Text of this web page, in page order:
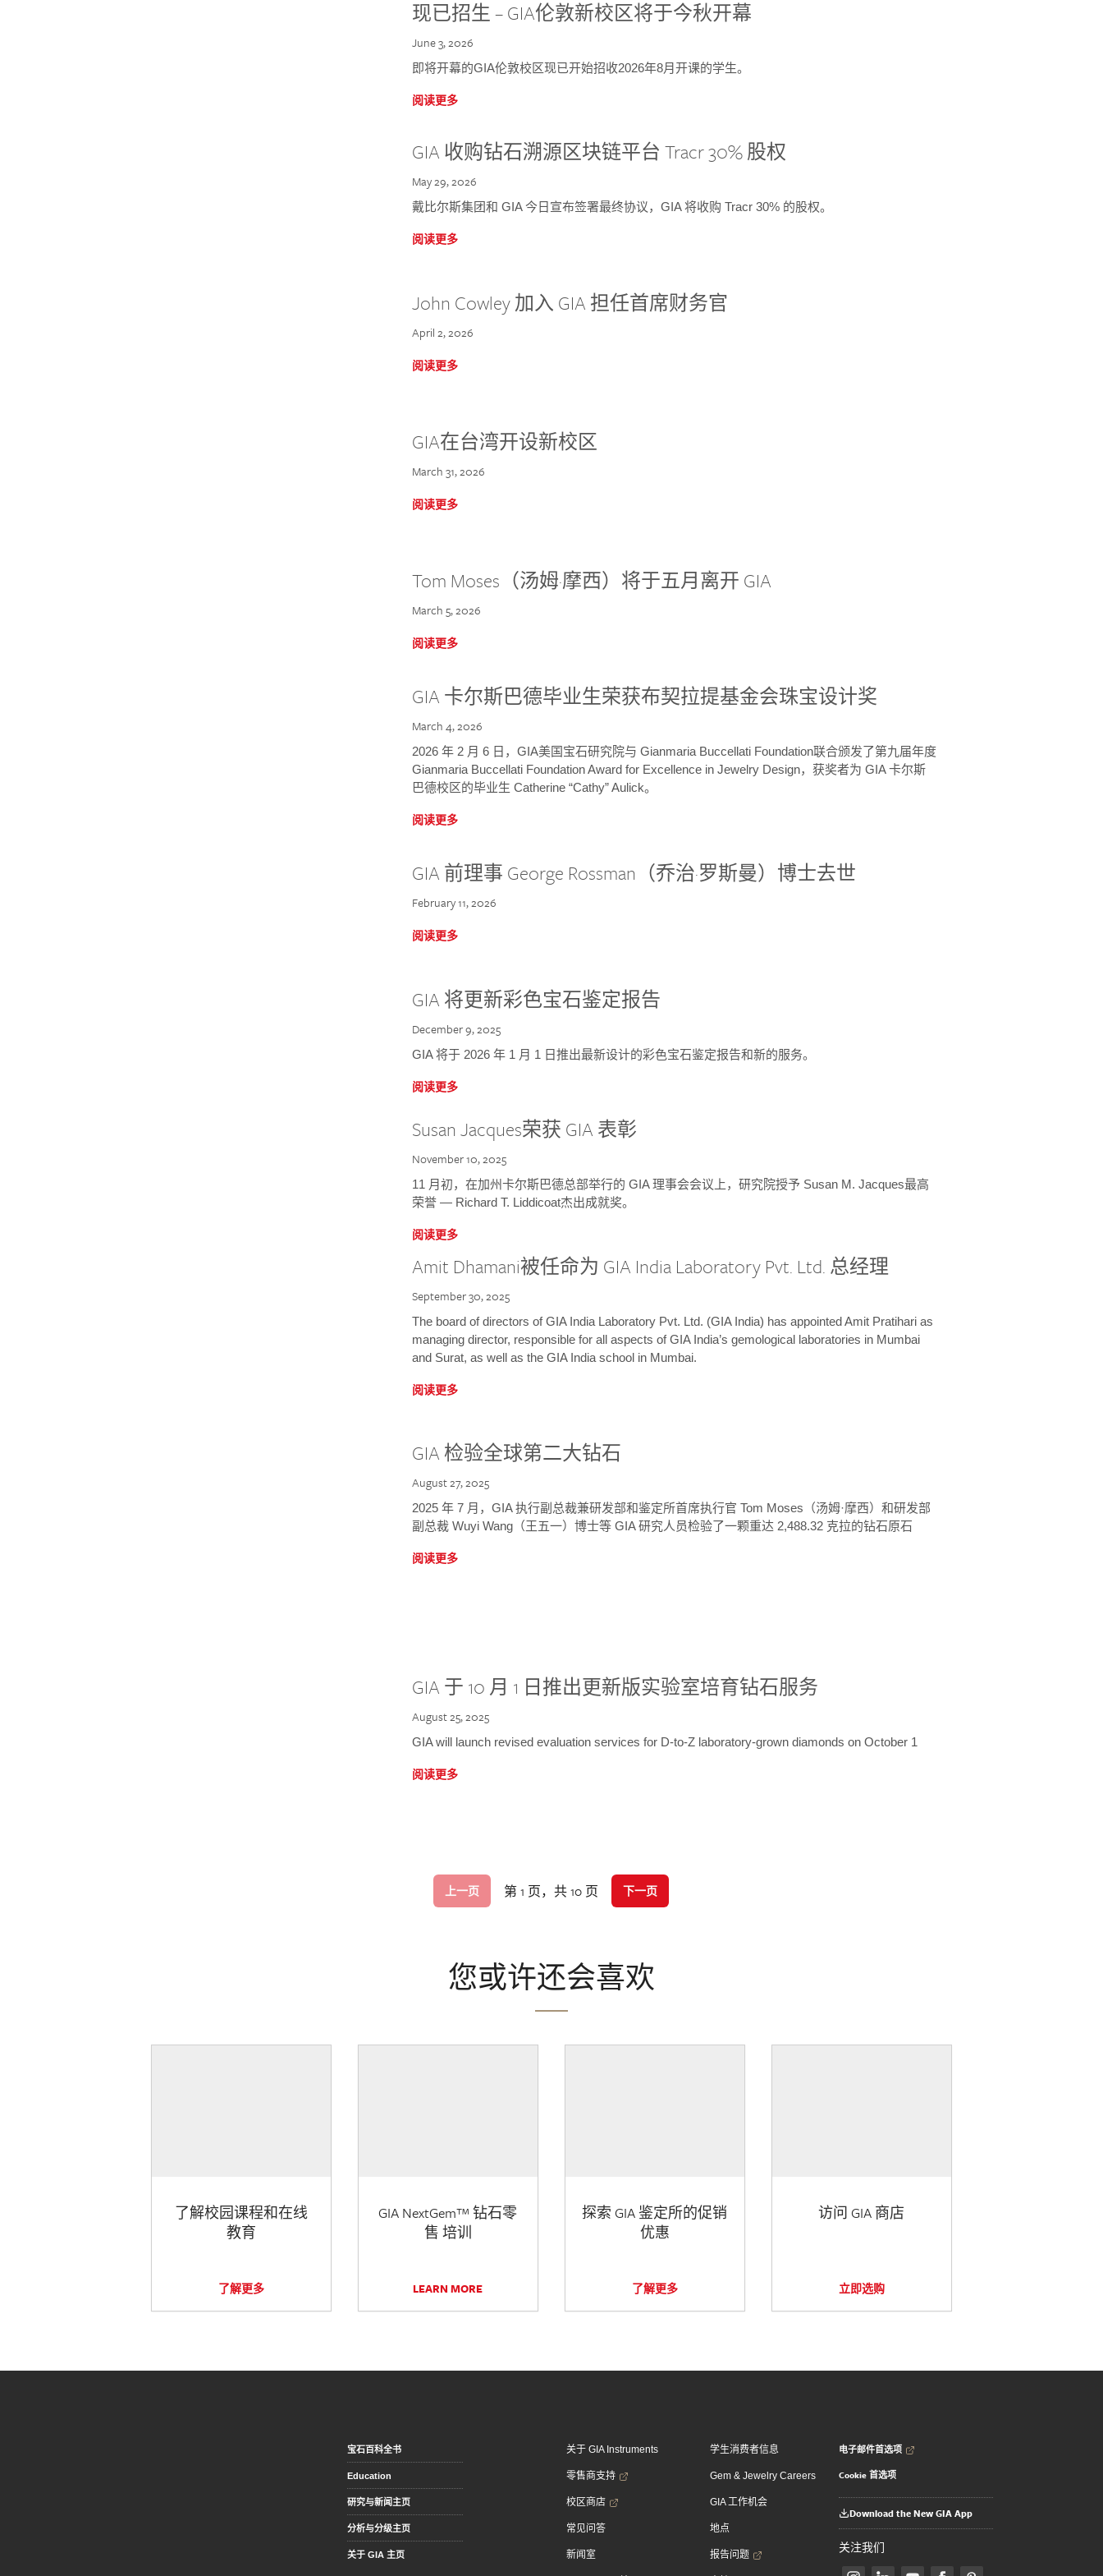
现已招生 – GIA伦敦新校区将于今秋开幕
June 3, 2026
即将开幕的GIA伦敦校区现已开始招收2026年8月开课的学生。
阅读更多
GIA 收购钻石溯源区块链平台 Tracr 30% 股权
May 29, 2026
戴比尔斯集团和 GIA 今日宣布签署最终协议，GIA 将收购 Tracr 30% 的股权。
阅读更多
John Cowley 加入 GIA 担任首席财务官
April 2, 2026
阅读更多
GIA在台湾开设新校区
March 31, 2026
阅读更多
Tom Moses（汤姆·摩西）将于五月离开 GIA
March 5, 2026
阅读更多
GIA 卡尔斯巴德毕业生荣获布契拉提基金会珠宝设计奖
March 4, 2026
2026 年 2 月 6 日，GIA美国宝石研究院与 Gianmaria Buccellati Foundation联合颁发了第九届年度
Gianmaria Buccellati Foundation Award for Excellence in Jewelry Design，获奖者为 GIA 卡尔斯
巴德校区的毕业生 Catherine “Cathy” Aulick。
阅读更多
GIA 前理事 George Rossman（乔治·罗斯曼）博士去世
February 11, 2026
阅读更多
GIA 将更新彩色宝石鉴定报告
December 9, 2025
GIA 将于 2026 年 1 月 1 日推出最新设计的彩色宝石鉴定报告和新的服务。
阅读更多
Susan Jacques荣获 GIA 表彰
November 10, 2025
11 月初，在加州卡尔斯巴德总部举行的 GIA 理事会会议上，研究院授予 Susan M. Jacques最高
荣誉 — Richard T. Liddicoat杰出成就奖。
阅读更多
Amit Dhamani被任命为 GIA India Laboratory Pvt. Ltd. 总经理
September 30, 2025
The board of directors of GIA India Laboratory Pvt. Ltd. (GIA India) has appointed Amit Pratihari as
managing director, responsible for all aspects of GIA India’s gemological laboratories in Mumbai
and Surat, as well as the GIA India school in Mumbai.
阅读更多
GIA 检验全球第二大钻石
August 27, 2025
2025 年 7 月，GIA 执行副总裁兼研发部和鉴定所首席执行官 Tom Moses（汤姆·摩西）和研发部
副总裁 Wuyi Wang（王五一）博士等 GIA 研究人员检验了一颗重达 2,488.32 克拉的钻石原石
阅读更多
GIA 于 10 月 1 日推出更新版实验室培育钻石服务
August 25, 2025
GIA will launch revised evaluation services for D-to-Z laboratory-grown diamonds on October 1
阅读更多
上一页 第 1 页，共 10 页 下一页
您或许还会喜欢
了解校园课程和在线
教育
了解更多
GIA NextGem™ 钻石零
售 培训
LEARN MORE
探索 GIA 鉴定所的促销
优惠
了解更多
访问 GIA 商店
立即选购
宝石百科全书
Education
研究与新闻主页
分析与分级主页
关于 GIA 主页
关于 GIA Instruments
零售商支持
校区商店
常见问答
新闻室
学生消费者信息
Gem & Jewelry Careers
GIA 工作机会
地点
报告问题
电子邮件首选项
Cookie 首选项
Download the New GIA App
关注我们